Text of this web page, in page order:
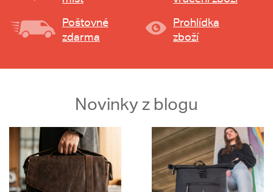
Poštovné
zdarma
Prohlídka
zboží
Novinky z blogu